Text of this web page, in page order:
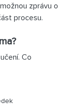
zprávu o
procesu.
Co